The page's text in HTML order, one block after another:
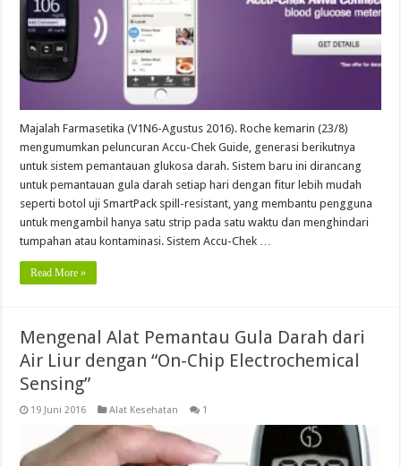
Majalah Farmasetika (V1N6-Agustus 2016). Roche kemarin (23/8)
mengumumkan peluncuran Accu-Chek Guide, generasi berikutnya
untuk sistem pemantauan glukosa darah. Sistem baru ini dirancang
untuk pemantauan gula darah setiap hari dengan fitur lebih mudah
seperti botol uji SmartPack spill-resistant, yang membantu pengguna
untuk mengambil hanya satu strip pada satu waktu dan menghindari
tumpahan atau kontaminasi. Sistem Accu-Chek …
Read More »
Mengenal Alat Pemantau Gula Darah dari
Air Liur dengan “On-Chip Electrochemical
Sensing”
19 Juni 2016 Alat Kesehatan 1